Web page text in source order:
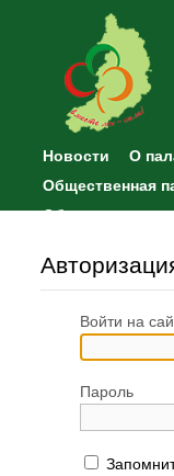
Новости О
Общественная
Общественные
Войти на
Пароль